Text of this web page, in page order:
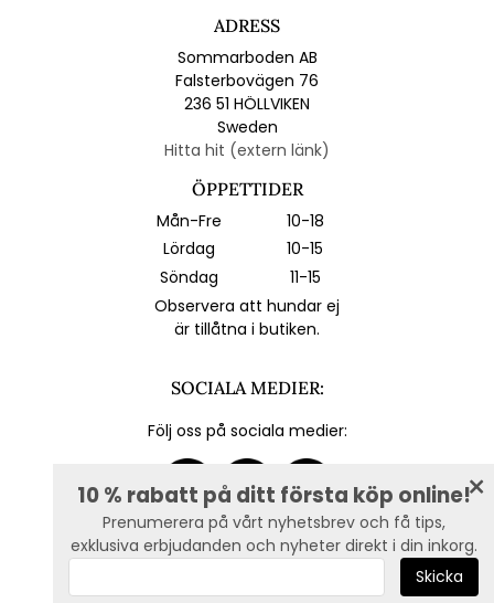
10 % rabatt på ditt första köp online!
Prenumerera på vårt nyhetsbrev och få tips,
exklusiva erbjudanden och nyheter direkt i din inkorg.
ADRESS
Sommarboden AB
Falsterbovägen 76
236 51 HÖLLVIKEN
Sweden
Hitta hit (extern länk)
ÖPPETTIDER
Mån-Fre
10-18
Lördag
10-15
Söndag
11-15
Observera att hundar ej
är tillåtna i butiken.
SOCIALA MEDIER:
Följ oss på sociala medier: